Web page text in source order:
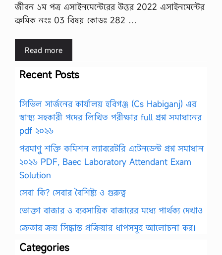
জীবন ১ম পত্র এসাইনমেন্টেরের উত্তর 2022 এসাইনমেন্টের
ক্রমিক নংঃ 03 বিষয় কোডঃ 282 …
Read more
Recent Posts
সিভিল সার্জনের কার্যালয় হবিগঞ্জ (Cs Habiganj) এর
স্বাস্থ্য সহকারী পদের লিখিত পরীক্ষার full প্রশ্ন সমাধানের
pdf ২০২৬
পরমাণু শক্তি কমিশন ল্যাবরেটরি এটেনডেন্ট প্রশ্ন সমাধান
২০২৬ PDF, Baec Laboratory Attendant Exam
Solution
সেবা কি? সেবার বৈশিষ্ট্য ও গুরুত্ব
ভোক্তা বাজার ও ব্যবসায়িক বাজারের মধ্যে পার্থক্য দেখাও
ক্রেতার ক্রয় সিদ্ধান্ত প্রক্রিয়ার ধাপসমূহ আলোচনা কর।
Categories